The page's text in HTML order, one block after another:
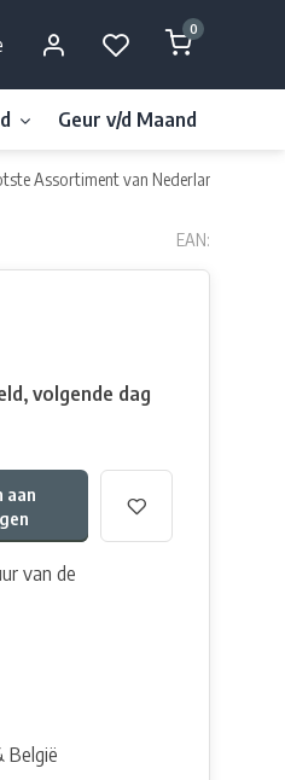
0
Geur v/d Maand
Assortiment van Nederland & België
EAN:
volgende dag
aan
van de
België